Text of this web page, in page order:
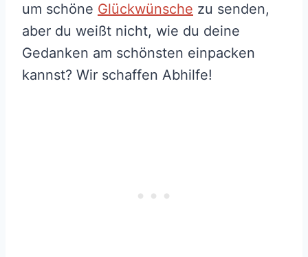
um schöne Glückwünsche zu senden,
aber du weißt nicht, wie du deine
Gedanken am schönsten einpacken
kannst? Wir schaffen Abhilfe!